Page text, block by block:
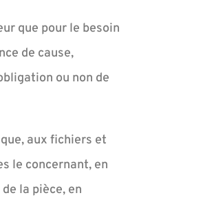
que pour le besoin
de cause,
ou non de
aux fichiers et
le concernant, en
la pièce, en